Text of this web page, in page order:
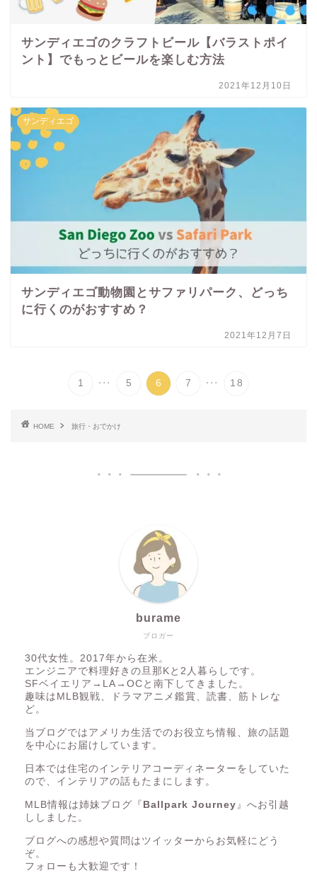
サンディエゴのクラフトビール【バラストポイ
ント】でもっとビールを楽しむ方法
2021年12月10日
サンディエゴ
サンディエゴ動物園とサファリパーク、どっち
に行くのがおすすめ？
2021年12月7日
1 ... 5 6 7 ... 18
HOME 旅行・おでかけ
ブロガー
burame
30代女性。2017年から在米。
エンジニアで料理好きの旦那Kと2人暮らしです。
SFベイエリア→LA→OCと南下してきました。
趣味はMLB観戦、ドラマアニメ鑑賞、読書、筋トレな
ど。
当ブログではアメリカ生活でのお役立ち情報、旅の話題
を中心にお届けしています。
日本では住宅のインテリアコーディネーターをしていた
ので、インテリアの話もたまにします。
MLB情報は姉妹ブログ『 Ballpark Journey 』へお引越
ししました。
ブログへの感想や質問はツイッターからお気軽にどう
ぞ。
フォローも大歓迎です！